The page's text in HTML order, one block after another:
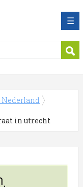
☰
Nederland
in utrecht